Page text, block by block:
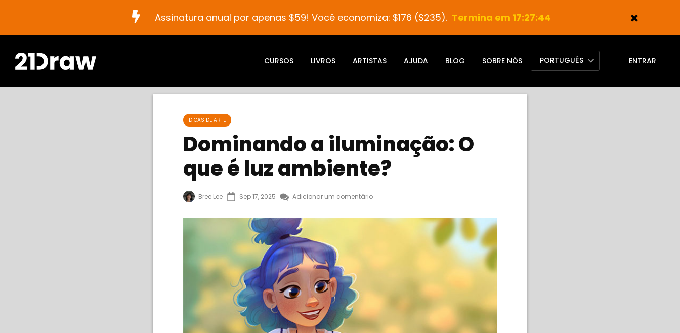
Assinatura anual por apenas $59! Você economiza: $176 ($235). Termina em 17:27:43
CURSOS LIVROS ARTISTAS AJUDA BLOG SOBRE NÓS PORTUGUÊS ENTRAR
DICAS DE ARTE
Dominando a iluminação: O
que é luz ambiente?
Bree Lee Sep 17, 2025 Adicionar um comentário